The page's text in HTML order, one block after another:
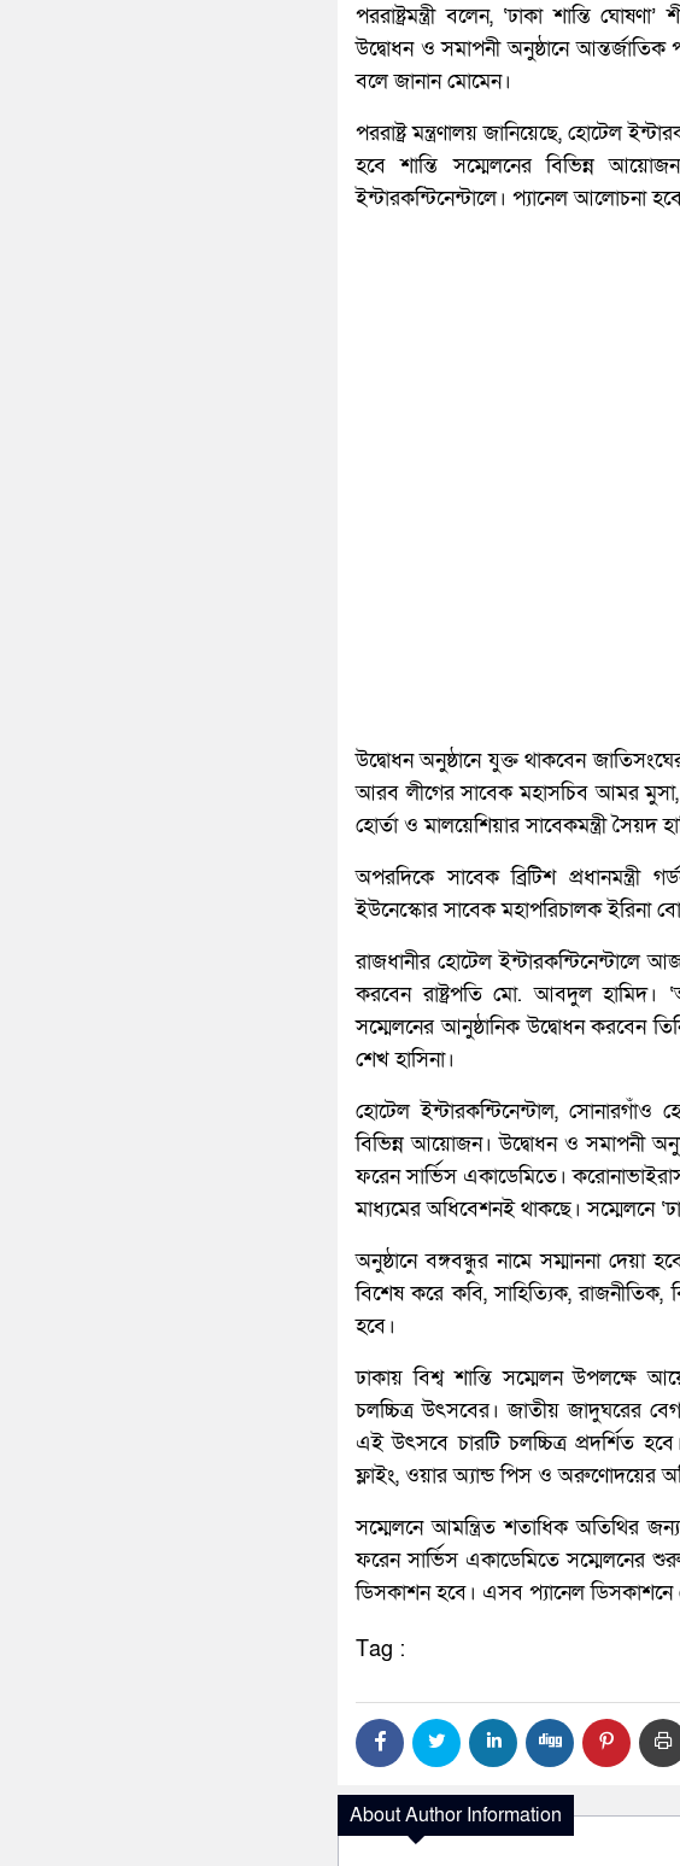
পররাষ্ট্রমন্ত্রী বলেন, ‘ঢাকা শান্তি
উদ্বোধন ও সমাপনী অনুষ্ঠানে আন্তর্জাতিক
বলে জানান মোমেন।
পররাষ্ট্র মন্ত্রণালয় জানিয়েছে, হোটেল
হবে শান্তি সম্মেলনের বিভিন্ন
ইন্টারকন্টিনেন্টালে। প্যানেল আলোচনা
উদ্বোধন অনুষ্ঠানে যুক্ত থাকবেন
আরব লীগের সাবেক মহাসচিব আমর মুসা,
হোর্তা ও মালয়েশিয়ার সাবেকমন্ত্রী সৈয়দ
অপরদিকে সাবেক ব্রিটিশ প্রধানমন্ত্রী
ইউনেস্কোর সাবেক মহাপরিচালক ইরিনা
রাজধানীর হোটেল ইন্টারকন্টিনেন্টালে
করবেন রাষ্ট্রপতি মো. আবদুল হামিদ।
সম্মেলনের আনুষ্ঠানিক উদ্বোধন করবেন
শেখ হাসিনা।
হোটেল ইন্টারকন্টিনেন্টাল, সোনারগাঁও
বিভিন্ন আয়োজন। উদ্বোধন ও সমাপনী
ফরেন সার্ভিস একাডেমিতে।
মাধ্যমের অধিবেশনই থাকছে। সম্মেলনে
অনুষ্ঠানে বঙ্গবন্ধুর নামে সম্মাননা দেয়া
বিশেষ করে কবি, সাহিত্যিক, রাজনীতিক,
হবে।
ঢাকায় বিশ্ব শান্তি সম্মেলন উপলক্ষে
চলচ্চিত্র উৎসবের। জাতীয় জাদুঘরের
এই উৎসবে চারটি চলচ্চিত্র
ফ্লাইং, ওয়ার অ্যান্ড পিস ও অরুণোদয়ের
সম্মেলনে আমন্ত্রিত শতাধিক অতিথির জন্য
ফরেন সার্ভিস একাডেমিতে সম্মেলনের
ডিসকাশন হবে। এসব প্যানেল
Tag :
About Author Information